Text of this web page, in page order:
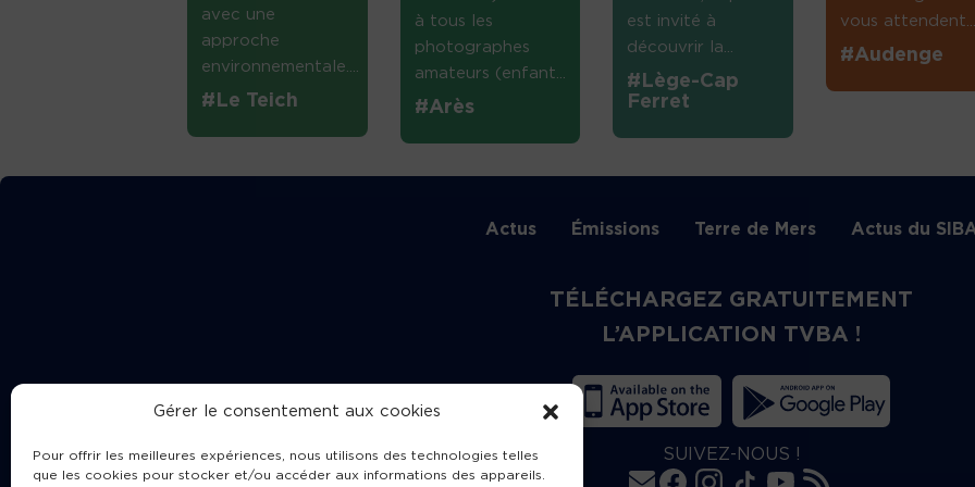
Gérer le consentement aux cookies
Pour offrir les meilleures expériences, nous utilisons des technologies telles
que les cookies pour stocker et/ou accéder aux informations des appareils.
avec une
approche
environnementale....
#Le Teich
à tous les
photographes
amateurs (enfant...
#Arès
est invité à
découvrir la...
#Lège-Cap
Ferret
vous
#Audenge
Actus Émissions Terre de Mers Actus du
TÉLÉCHARGEZ GRATUITEMENT
L’APPLICATION TVBA !
SUIVEZ-NOUS !